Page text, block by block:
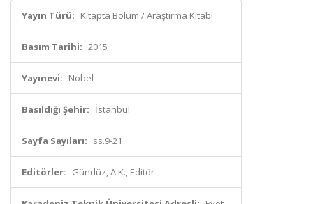
Yayın Türü: Kitapta Bölüm / Araştırma Kitabı
Basım Tarihi: 2015
Yayınevi: Nobel
Basıldığı Şehir: İstanbul
Sayfa Sayıları: ss.9-21
Editörler: Gündüz, A.K., Editör